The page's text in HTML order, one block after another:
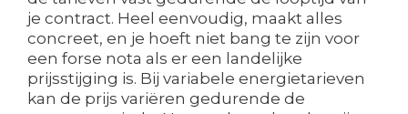
je contract. Heel eenvoudig, maakt alles
concreet, en je hoeft niet bang te zijn voor
een forse nota als er een landelijke
prijsstijging is. Bij variabele energietarieven
kan de prijs variëren gedurende de